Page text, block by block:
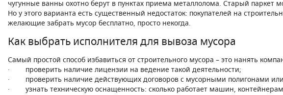
чугунные ванны охотно берут в пунктах приема металлолома. Старый паркет
Но у этого варианта есть существенный недостаток: покупателей на
желающие забрать мусор бесплатно, просто некогда.
Как выбрать исполнителя для вывоза мусора
Самый простой способ избавиться от строительного мусора – это нанять
· проверить наличие лицензии на ведение такой деятельности;
· проверить наличие действующих договоров с мусорными полигонами или
· узнать техническую оснащенность: сколько работает машин,